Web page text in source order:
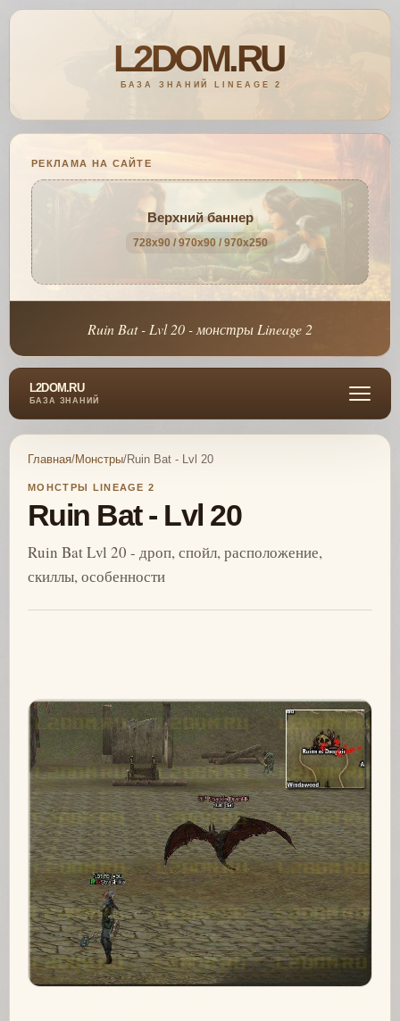
РЕКЛАМА НА САЙТЕ
Верхний баннер
728x90 / 970x90 / 970x250
Ruin Bat - Lvl 20 - монстры Lineage 2
L2DOM.RU
БАЗА ЗНАНИЙ
Главная/Монстры/Ruin Bat - Lvl 20
МОНСТРЫ LINEAGE 2
Ruin Bat - Lvl 20
Ruin Bat Lvl 20 - дроп, спойл, расположение,
скиллы, особенности